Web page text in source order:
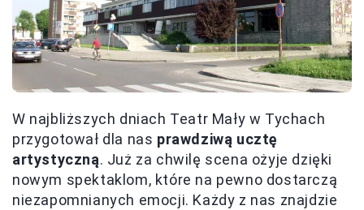
W najbliższych dniach Teatr Mały w Tychach
przygotował dla nas prawdziwą ucztę
artystyczną. Już za chwilę scena ożyje dzięki
nowym spektaklom, które na pewno dostarczą
niezapomnianych emocji. Każdy z nas znajdzie